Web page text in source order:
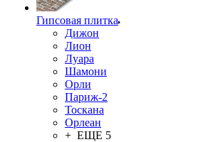
Гипсовая плитка
Дижон
Лион
Луара
Шамони
Орли
Париж-2
Тоскана
Орлеан
+ ЕЩЕ 5